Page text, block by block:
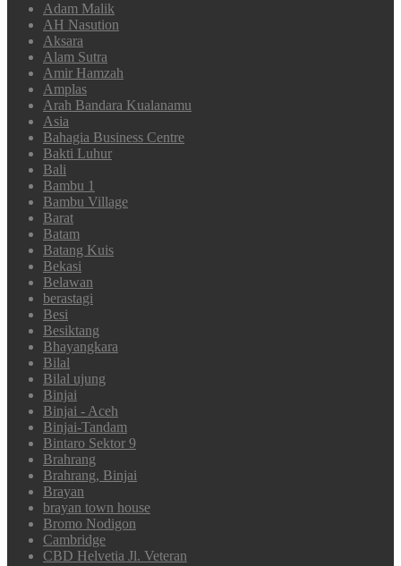
Adam Malik
AH Nasution
Aksara
Alam Sutra
Amir Hamzah
Amplas
Arah Bandara Kualanamu
Asia
Bahagia Business Centre
Bakti Luhur
Bali
Bambu 1
Bambu Village
Barat
Batam
Batang Kuis
Bekasi
Belawan
berastagi
Besi
Besiktang
Bhayangkara
Bilal
Bilal ujung
Binjai
Binjai - Aceh
Binjai-Tandam
Bintaro Sektor 9
Brahrang
Brahrang, Binjai
Brayan
brayan town house
Bromo Nodigon
Cambridge
CBD Helvetia Jl. Veteran